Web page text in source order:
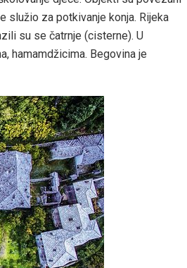
služio za potkivanje konja. Rijeka
su se čatrnje (cisterne). U
hamamdžicima. Begovina je